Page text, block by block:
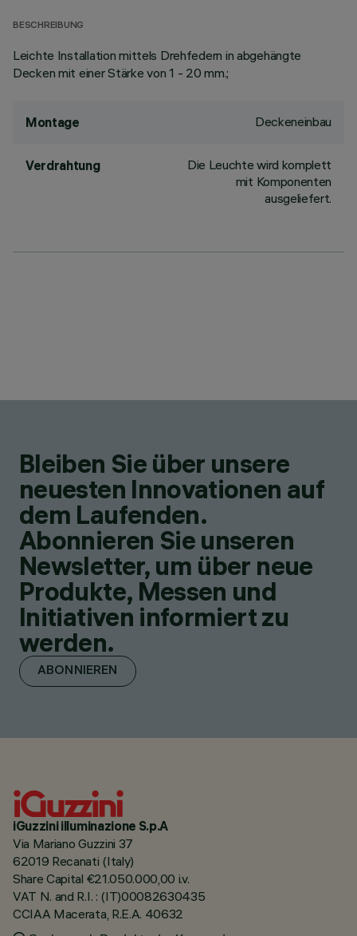
BESCHREIBUNG
Leichte Installation mittels Drehfedern in abgehängte
Decken mit einer Stärke von 1 - 20 mm.;
Montage Deckeneinbau
Verdrahtung
Die Leuchte wird komplett
mit Komponenten
ausgeliefert.
Bleiben Sie über unsere
neuesten Innovationen auf
dem Laufenden.
Abonnieren Sie unseren
Newsletter, um über neue
Produkte, Messen und
Initiativen informiert zu
werden.
ABONNIEREN
iGuzzini illuminazione S.p.A
Via Mariano Guzzini 37
62019 Recanati (Italy)
Share Capital €21.050.000,00 i.v.
VAT N. and R.I. : (IT)00082630435
CCIAA Macerata, R.E.A. 40632